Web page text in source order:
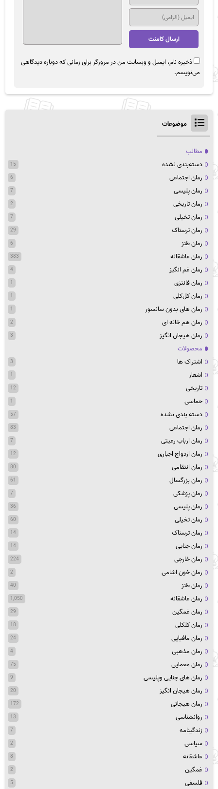
ذخیره نام، ایمیل و وبسایت من در مرورگر برای زمانی که دوباره دیدگاهی
می‌نویسم.
موضوعات
مطالب
دسته‌بندی نشده
15
رمان اجتماعی 6
رمان پلیسی 7
رمان تاریخی 2
رمان تخیلی 7
رمان ترسناک 29
رمان طنز 6
رمان عاشقانه 383
رمان غم انگیز 4
رمان فانتزی 1
رمان کل‌کلی 1
رمان های بدون سانسور 1
رمان هم خانه ای 2
رمان هیجان انگیز 3
محصولات
اشتراک ها
3
اشعار 1
تاریخی 12
حماسی 1
دسته بندی نشده 57
رمان اجتماعی 83
رمان ارباب رعیتی 7
رمان ازدواج اجباری 12
رمان انتقامی 80
رمان بزرگسال 61
رمان پزشکی 7
رمان پلیسی 36
رمان تخیلی 60
رمان ترسناک 14
رمان جنایی 14
رمان خارجی 224
رمان خون اشامی 2
رمان طنز 40
رمان عاشقانه 1,050
رمان غمگین 29
رمان کلکلی 18
رمان مافیایی 24
رمان مذهبی 4
رمان معمایی 75
رمان های جنایی وپلیسی 9
رمان هیجان انگیز 20
رمان هیجانی 172
روانشناسی 13
زندگینامه 7
سیاسی 2
عاشقانه 8
غمگین 2
فلسفی 5